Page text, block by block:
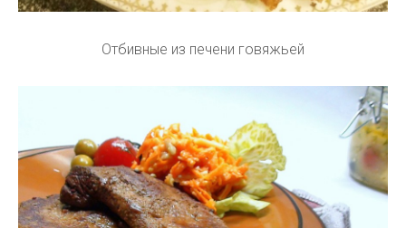
Отбивные из печени говяжьей